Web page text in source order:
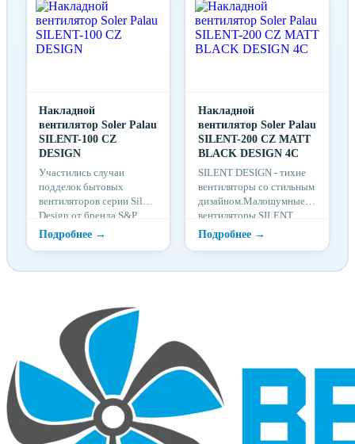
Накладной
вентилятор Soler Palau
SILENT-100 CZ
DESIGN
Участились случаи
подделок бытовых
вентиляторов серии Silent
Накладной
вентилятор Soler Palau
SILENT-200 CZ MATT
BLACK DESIGN 4C
SILENT DESIGN - тихие
вентиляторы со стильным
дизайном.Малошумные
вентиляторы SILENT
DESIGN, разработаны для
вентиляции помещ...